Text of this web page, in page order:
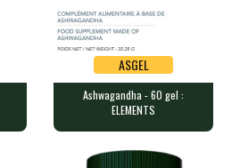
ASGEL
ASGEL
Ashwagandha - 60 gel :
ELEMENTS